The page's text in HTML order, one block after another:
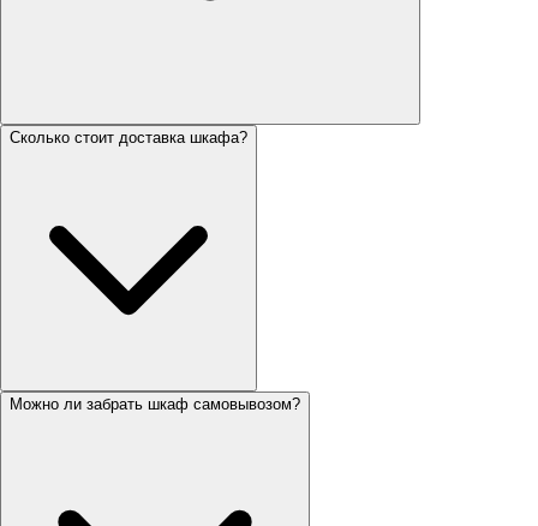
Сколько стоит доставка шкафа?
Можно ли забрать шкаф самовывозом?